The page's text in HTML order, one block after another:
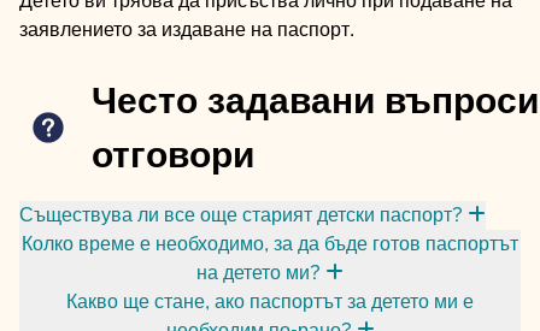
заявлението за издаване на паспорт.
Често задавани
отговори
Съществува ли все още старият детски паспорт?
Колко време е необходимо, за да бъде готов паспортът
на детето ми?
Какво ще стане, ако паспортът за детето ми е